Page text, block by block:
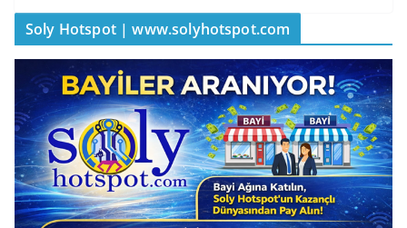
Soly Hotspot | www.solyhotspot.com